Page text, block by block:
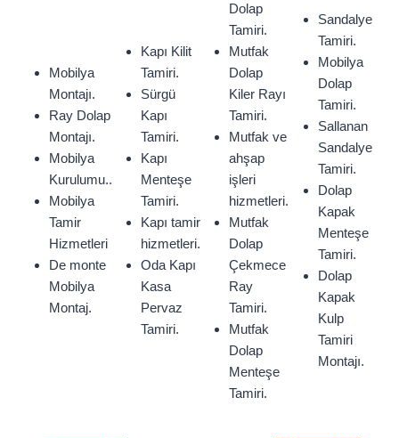
Mobilya
Montajı.
Ray Dolap
Montajı.
Mobilya
Kurulumu..
Mobilya
Tamir
Hizmetleri
De monte
Mobilya
Montaj.
Kapı Kilit
Tamiri.
Sürgü
Kapı
Tamiri.
Kapı
Menteşe
Tamiri.
Kapı tamir
hizmetleri.
Oda Kapı
Kasa
Pervaz
Tamiri.
Dolap
Tamiri.
Mutfak
Dolap
Kiler Rayı
Tamiri.
Mutfak ve
ahşap
işleri
hizmetleri.
Mutfak
Dolap
Çekmece
Ray
Tamiri.
Mutfak
Dolap
Menteşe
Tamiri.
Sandalye
Tamiri.
Mobilya
Dolap
Tamiri.
Sallanan
Sandalye
Tamiri.
Dolap
Kapak
Menteşe
Tamiri.
Dolap
Kapak
Kulp
Tamiri
Montajı.